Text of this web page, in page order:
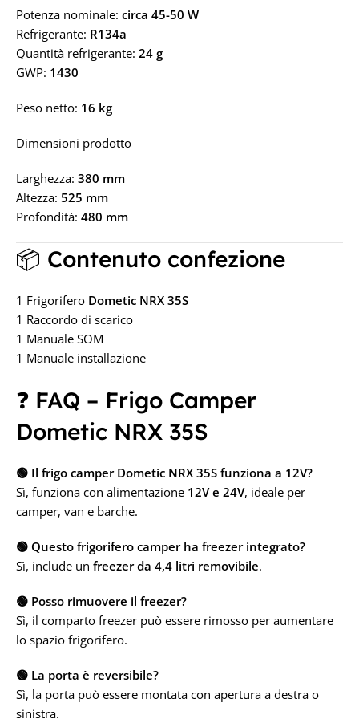
Potenza nominale: circa 45-50 W
Refrigerante: R134a
Quantità refrigerante: 24 g
GWP: 1430
Peso netto: 16 kg
Dimensioni prodotto
Larghezza: 380 mm
Altezza: 525 mm
Profondità: 480 mm
📦 Contenuto confezione
1 Frigorifero Dometic NRX 35S
1 Raccordo di scarico
1 Manuale SOM
1 Manuale installazione
❓ FAQ – Frigo Camper
Dometic NRX 35S
🟢 Il frigo camper Dometic NRX 35S funziona a 12V?
Sì, funziona con alimentazione 12V e 24V, ideale per
camper, van e barche.
🟢 Questo frigorifero camper ha freezer integrato?
Sì, include un freezer da 4,4 litri removibile.
🟢 Posso rimuovere il freezer?
Sì, il comparto freezer può essere rimosso per aumentare
lo spazio frigorifero.
🟢 La porta è reversibile?
Sì, la porta può essere montata con apertura a destra o
sinistra.